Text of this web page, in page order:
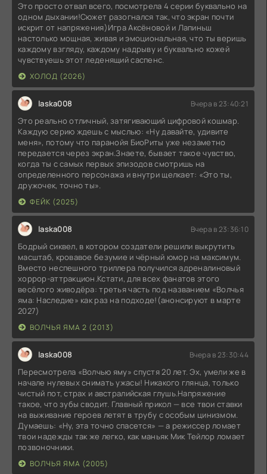
Это просто отвал всего, посмотрела 4 серии буквально на
одном дыхании!Сюжет разогнался так, что экран почти
искрит от напряжения)Игра Аксёновой и Лапиньш
настолько мощная, живая и эмоциональная, что ты веришь
каждому взгляду, каждому надрыву и буквально кожей
чувствуешь этот леденящий саспенс.
ХОЛОД (2026)
laska008 Вчера в 23:40:21
Это реально отличный, затягивающий цифровой кошмар.
Каждую серию ждешь с мыслью: «Ну давайте, удивите
меня», потому что паранойя БиоРиты уже незаметно
передается через экран.Знаете, бывает такое чувство,
когда ты с самых первых эпизодов смотришь на
определенного персонажа и внутри щелкает: «Это ты,
дружочек, точно ты».
ФЕЙК (2025)
laska008 Вчера в 23:36:10
Бодрый сиквел, в котором создатели решили выкрутить
масштаб, кровавое безумие и чёрный юмор на максимум.
Вместо неспешного триллера получился адреналиновый
хоррор-аттракцион.Кстати, для всех фанатов этого
весёлого живодёра: третья часть под названием «Волчья
яма: Наследие» как раз на подходе!(анонсируют в марте
2027)
ВОЛЧЬЯ ЯМА 2 (2013)
laska008 Вчера в 23:30:44
Пересмотрела «Волчью яму» спустя 20 лет. Эх, умели же в
начале нулевых снимать ужасы! Никакого глянца, только
чистый пот, страх и австралийская глушь.Напряжение
такое, что зубы сводит. Главный прикол — все твои ставки
на выживание героев летят в трубу с особым цинизмом.
Думаешь: «Ну, эта точно спасется» — а режиссер ломает
твои надежды так же легко, как маньяк Мик Тейлор ломает
позвоночники.
ВОЛЧЬЯ ЯМА (2005)